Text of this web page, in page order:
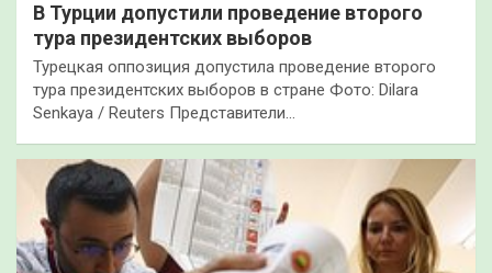
В Турции допустили проведение второго
тура президентских выборов
Турецкая оппозиция допустила проведение второго
тура президентских выборов в стране Фото: Dilara
Senkaya / Reuters Представители…